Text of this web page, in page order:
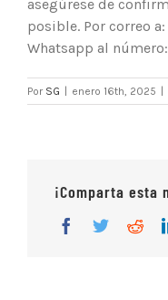
asegúrese de
posible. Por correo a:
Whatsapp al
Por SG enero 16th, 2025
¡Comparta
Facebook
Twitter